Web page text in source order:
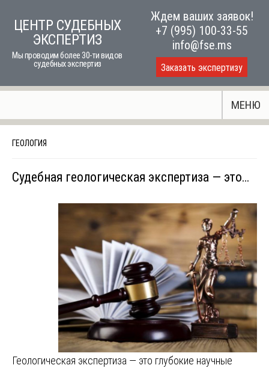
ЦЕНТР СУДЕБНЫХ
ЭКСПЕРТИЗ
Мы проводим более 30-ти видов
судебных экспертиз
Ждем ваших заявок!
+7 (995) 100-33-55
info@fse.ms
Заказать экспертизу
МЕНЮ
ГЕОЛОГИЯ
Судебная геологическая экспертиза — это…
Геологическая экспертиза — это глубокие научные